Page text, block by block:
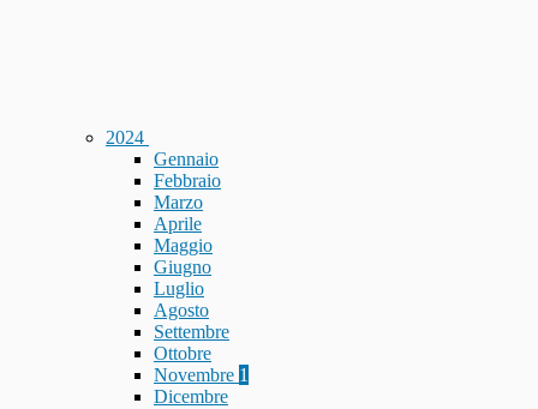
2024
Gennaio
Febbraio
Marzo
Aprile
Maggio
Giugno
Luglio
Agosto
Settembre
Ottobre
Novembre 1
Dicembre